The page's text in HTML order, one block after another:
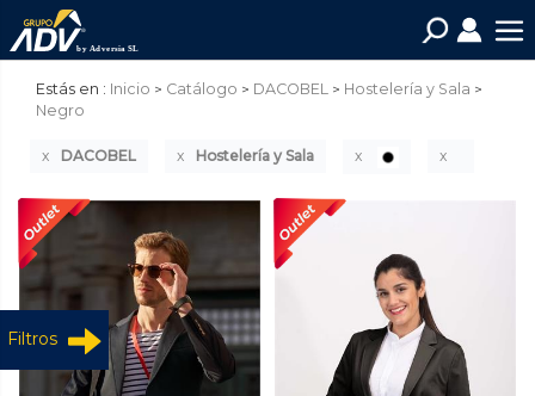
Estás en : Inicio Catálogo DACOBEL
Hostelería y Sala
Negro
Filtros
DACOBEL Hostelería y Sala